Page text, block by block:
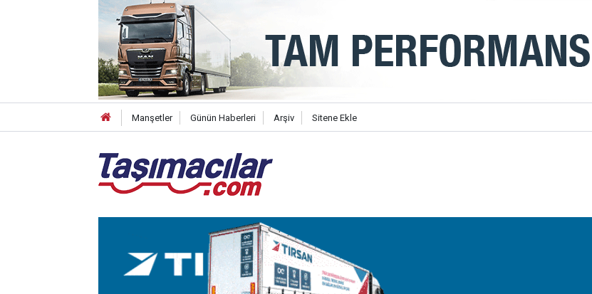
Manşetler Günün Haberleri Arşiv Sitene Ekle